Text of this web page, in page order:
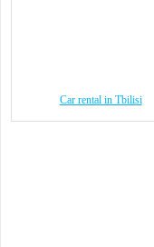
Car rental in Tbilisi